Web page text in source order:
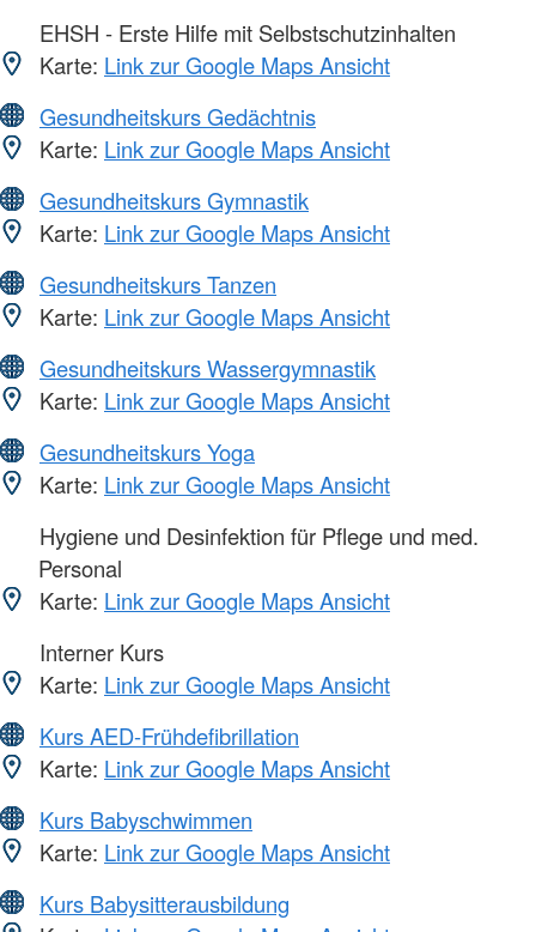
EHSH - Erste Hilfe mit Selbstschutzinhalten
Karte: Link zur Google Maps Ansicht
Gesundheitskurs Gedächtnis
Karte: Link zur Google Maps Ansicht
Gesundheitskurs Gymnastik
Karte: Link zur Google Maps Ansicht
Gesundheitskurs Tanzen
Karte: Link zur Google Maps Ansicht
Gesundheitskurs Wassergymnastik
Karte: Link zur Google Maps Ansicht
Gesundheitskurs Yoga
Karte: Link zur Google Maps Ansicht
Hygiene und Desinfektion für Pflege und med.
Personal
Karte: Link zur Google Maps Ansicht
Interner Kurs
Karte: Link zur Google Maps Ansicht
Kurs AED-Frühdefibrillation
Karte: Link zur Google Maps Ansicht
Kurs Babyschwimmen
Karte: Link zur Google Maps Ansicht
Kurs Babysitterausbildung